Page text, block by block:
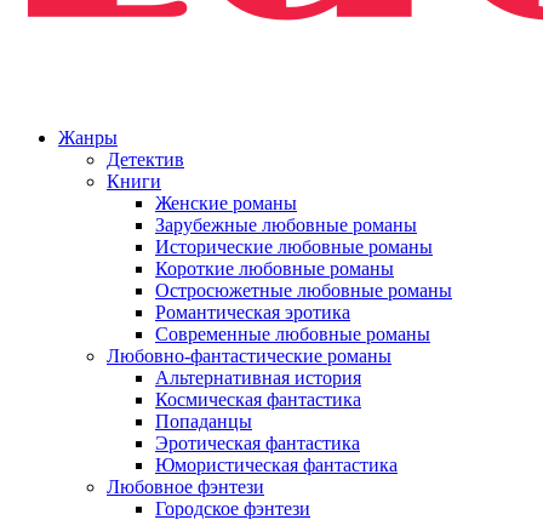
Жанры
Детектив
Книги
Женские романы
Зарубежные любовные романы
Исторические любовные романы
Короткие любовные романы
Остросюжетные любовные романы
Романтическая эротика
Современные любовные романы
Любовно-фантастические романы
Альтернативная история
Космическая фантастика
Попаданцы
Эротическая фантастика
Юмористическая фантастика
Любовное фэнтези
Городское фэнтези